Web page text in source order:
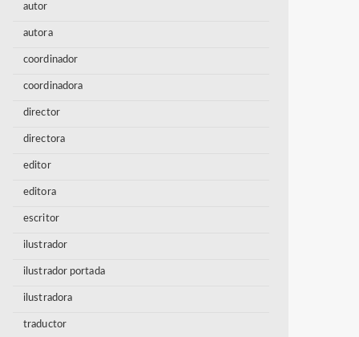
autor
autora
coordinador
coordinadora
director
directora
editor
editora
escritor
ilustrador
ilustrador portada
ilustradora
traductor